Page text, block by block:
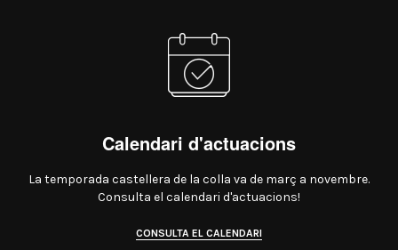
Calendari d'actuacions
La temporada castellera de la colla va de març a novembre.
Consulta el calendari d'actuacions!
CONSULTA EL CALENDARI